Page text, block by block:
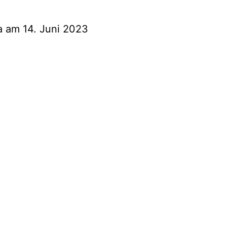
am 14. Juni 2023